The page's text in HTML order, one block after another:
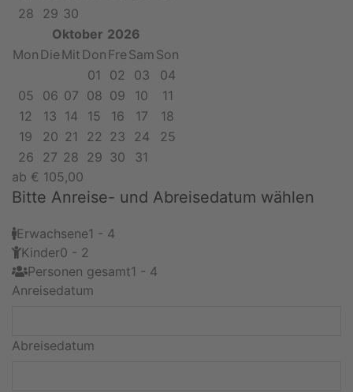
28
29 30
Oktober 2026
Mon DieMit Don FreSam Son
01
02 03
04
05
06 07 08 09 10
11
12
13 14 15 16 17
18
19
20 21 22 23 24
25
26
27 28 29 30
31
ab € 105,00
Bitte Anreise- und Abreisedatum wählen
Erwachsene1 - 4
Kinder0 - 2
Personen gesamt1 - 4
Anreisedatum
Abreisedatum